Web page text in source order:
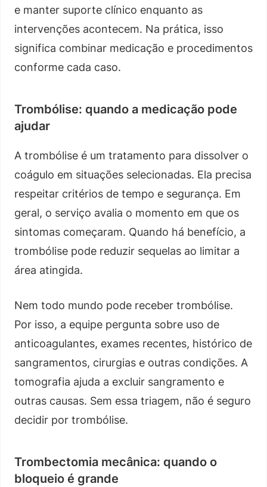
e manter suporte clínico enquanto as
intervenções acontecem. Na prática, isso
significa combinar medicação e procedimentos
conforme cada caso.
Trombólise: quando a medicação pode
ajudar
A trombólise é um tratamento para dissolver o
coágulo em situações selecionadas. Ela precisa
respeitar critérios de tempo e segurança. Em
geral, o serviço avalia o momento em que os
sintomas começaram. Quando há benefício, a
trombólise pode reduzir sequelas ao limitar a
área atingida.
Nem todo mundo pode receber trombólise.
Por isso, a equipe pergunta sobre uso de
anticoagulantes, exames recentes, histórico de
sangramentos, cirurgias e outras condições. A
tomografia ajuda a excluir sangramento e
outras causas. Sem essa triagem, não é seguro
decidir por trombólise.
Trombectomia mecânica: quando o
bloqueio é grande